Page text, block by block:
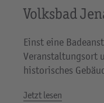
Volksbad
Einst eine
Veranstaltungsort
historisches
Jetzt lesen